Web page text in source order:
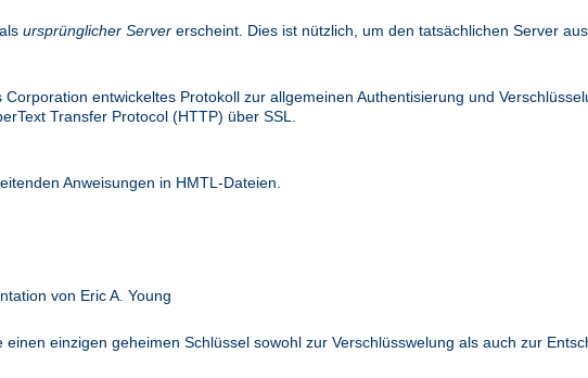
ursprünglicher Server erscheint. Dies ist nützlich, um den tatsächlichen Server
entwickeltes Protokoll zur allgemeinen Authentisierung und
Transfer Protocol (HTTP) über SSL.
Anweisungen in HMTL-Dateien.
von Eric A. Young
einen einzigen geheimen Schlüssel sowohl zur Verschlüsswelung als auch zur